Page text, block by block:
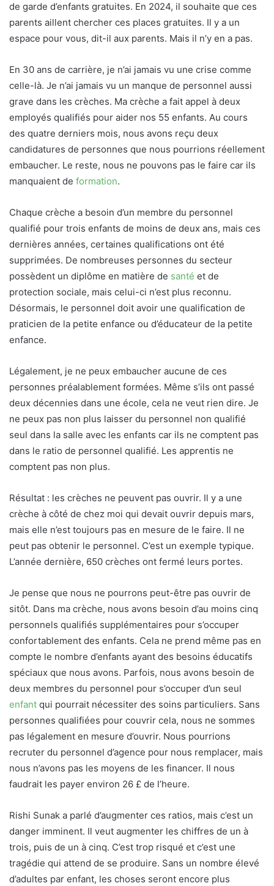
de garde d’enfants gratuites. En 2024, il souhaite que ces
parents aillent chercher ces places gratuites. Il y a un
espace pour vous, dit-il aux parents. Mais il n’y en a pas.
En 30 ans de carrière, je n’ai jamais vu une crise comme
celle-là. Je n’ai jamais vu un manque de personnel aussi
grave dans les crèches. Ma crèche a fait appel à deux
employés qualifiés pour aider nos 55 enfants. Au cours
des quatre derniers mois, nous avons reçu deux
candidatures de personnes que nous pourrions réellement
embaucher. Le reste, nous ne pouvons pas le faire car ils
manquaient de formation.
Chaque crèche a besoin d’un membre du personnel
qualifié pour trois enfants de moins de deux ans, mais ces
dernières années, certaines qualifications ont été
supprimées. De nombreuses personnes du secteur
possèdent un diplôme en matière de santé et de
protection sociale, mais celui-ci n’est plus reconnu.
Désormais, le personnel doit avoir une qualification de
praticien de la petite enfance ou d’éducateur de la petite
enfance.
Légalement, je ne peux embaucher aucune de ces
personnes préalablement formées. Même s’ils ont passé
deux décennies dans une école, cela ne veut rien dire. Je
ne peux pas non plus laisser du personnel non qualifié
seul dans la salle avec les enfants car ils ne comptent pas
dans le ratio de personnel qualifié. Les apprentis ne
comptent pas non plus.
Résultat : les crèches ne peuvent pas ouvrir. Il y a une
crèche à côté de chez moi qui devait ouvrir depuis mars,
mais elle n’est toujours pas en mesure de le faire. Il ne
peut pas obtenir le personnel. C’est un exemple typique.
L’année dernière, 650 crèches ont fermé leurs portes.
Je pense que nous ne pourrons peut-être pas ouvrir de
sitôt. Dans ma crèche, nous avons besoin d’au moins cinq
personnels qualifiés supplémentaires pour s’occuper
confortablement des enfants. Cela ne prend même pas en
compte le nombre d’enfants ayant des besoins éducatifs
spéciaux que nous avons. Parfois, nous avons besoin de
deux membres du personnel pour s’occuper d’un seul
enfant qui pourrait nécessiter des soins particuliers. Sans
personnes qualifiées pour couvrir cela, nous ne sommes
pas légalement en mesure d’ouvrir. Nous pourrions
recruter du personnel d’agence pour nous remplacer, mais
nous n’avons pas les moyens de les financer. Il nous
faudrait les payer environ 26 £ de l’heure.
Rishi Sunak a parlé d’augmenter ces ratios, mais c’est un
danger imminent. Il veut augmenter les chiffres de un à
trois, puis de un à cinq. C’est trop risqué et c’est une
tragédie qui attend de se produire. Sans un nombre élevé
d’adultes par enfant, les choses seront encore plus